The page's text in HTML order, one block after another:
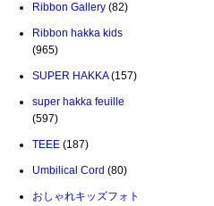
Ribbon Gallery (82)
Ribbon hakka kids
(965)
SUPER HAKKA(157)
super hakka feuille
(597)
TEEE (187)
Umbilical Cord (80)
おしゃれキッズフォト